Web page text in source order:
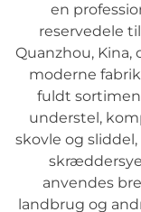
en
reservedele
Quanzhou, Kina,
moderne
fuldt
understel,
skovle og
anvendes
landbrug og